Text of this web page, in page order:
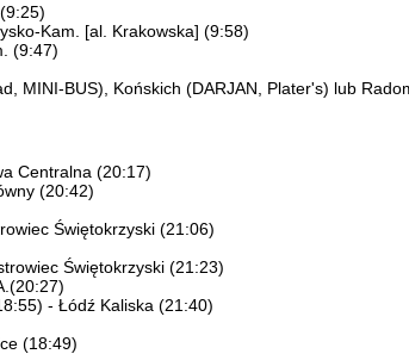
Kam. [al. Krakowska] (9:58)
(9:47)
MINI-BUS), Końskich (DARJAN, Plater's) lub
Centralna (20:17)
(20:42)
Świętokrzyski (21:06)
Świętokrzyski (21:23)
- Łódź Kaliska (21:40)
(18:49)